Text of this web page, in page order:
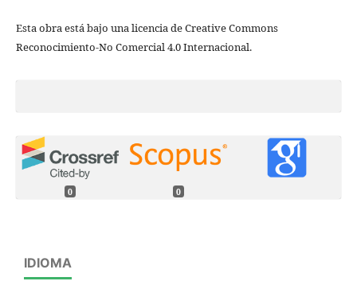
Esta obra está bajo una licencia de Creative Commons
Reconocimiento-No Comercial 4.0 Internacional.
0 0
IDIOMA